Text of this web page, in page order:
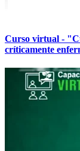
Curso virtual -
críticamente